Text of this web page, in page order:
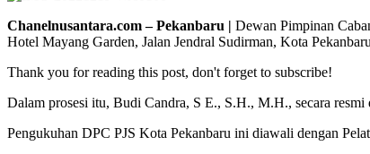
Chanelnusantara.com – Pekanbaru | Dewan Pimpinan
Hotel Mayang Garden, Jalan Jendral Sudirman, Kota
Thank you for reading this post, don't forget to subscribe!
Dalam prosesi itu, Budi Candra, S E., S.H., M.H., secara
Pengukuhan DPC PJS Kota Pekanbaru ini diawali dengan